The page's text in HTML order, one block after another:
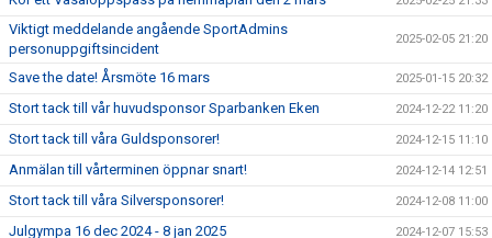
Viktigt meddelande angående SportAdmins
personuppgiftsincident
2025-02-05 21:20
Save the date! Årsmöte 16 mars 2025-01-15 20:32
Stort tack till vår huvudsponsor Sparbanken Eken 2024-12-22 11:20
Stort tack till våra Guldsponsorer! 2024-12-15 11:10
Anmälan till vårterminen öppnar snart! 2024-12-14 12:51
Stort tack till våra Silversponsorer! 2024-12-08 11:00
Julgympa 16 dec 2024 - 8 jan 2025 2024-12-07 15:53